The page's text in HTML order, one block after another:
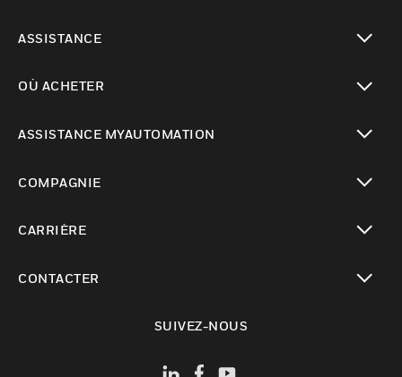
ASSISTANCE
OÙ ACHETER
ASSISTANCE MYAUTOMATION
COMPAGNIE
CARRIÈRE
CONTACTER
SUIVEZ-NOUS